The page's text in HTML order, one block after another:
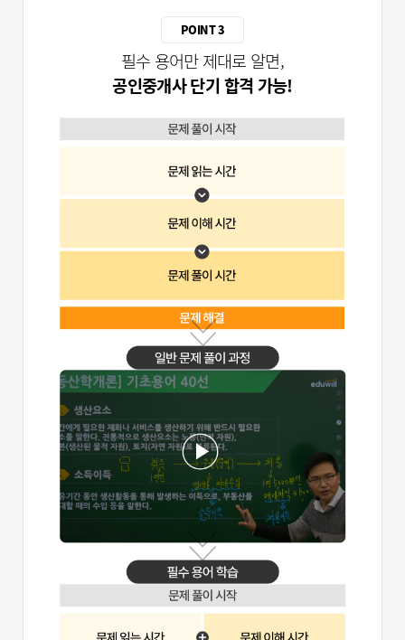
POINT 3
필수 용어만 제대로 알면,
공인중개사 단기 합격 가능!